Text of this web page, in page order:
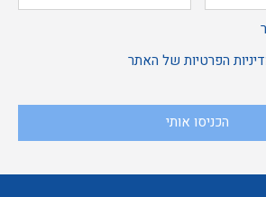
הפרטיות של האתר
הכניסו אותי